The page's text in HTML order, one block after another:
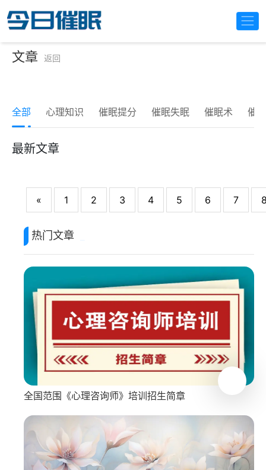
文章 返回
全部 心理知识 催眠提分 催眠失眠 催眠术 催
最新文章
« 1 2 3 4 5 6 7
热门文章
全国范围《心理咨询师》培训招生简章